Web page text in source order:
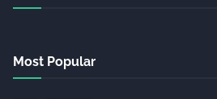
Most Popular